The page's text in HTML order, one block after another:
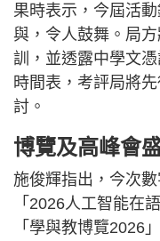
果時表示，今屆活
與，令人鼓舞。局
訓，並透露中學文
時間表，考評局將
討。
博覽及高峰會
施俊輝指出，今次
「2026人工智能在
「學與教博覽2026